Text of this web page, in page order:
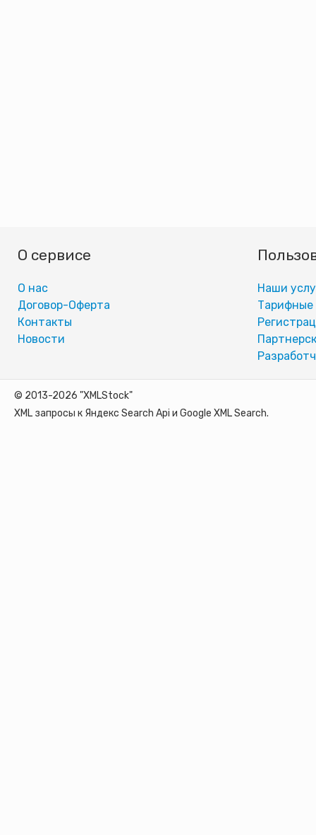
О сервисе
О нас
Договор-Оферта
Контакты
Новости
Наши
Тарифные
© 2013-2026 "XMLStock"
XML запросы к Яндекс Search Api и Google XML Search.